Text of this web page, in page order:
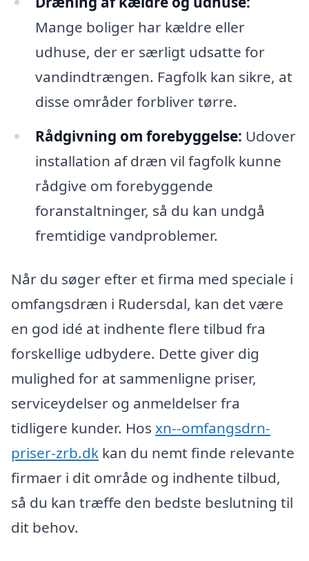
Mange boliger har kældre eller
udhuse, der er særligt udsatte for
vandindtrængen. Fagfolk kan sikre, at
disse områder forbliver tørre.
Rådgivning om forebyggelse: Udover
installation af dræn vil fagfolk kunne
rådgive om forebyggende
foranstaltninger, så du kan undgå
fremtidige vandproblemer.
Når du søger efter et firma med speciale i
omfangsdræn i Rudersdal, kan det være
en god idé at indhente flere tilbud fra
forskellige udbydere. Dette giver dig
mulighed for at sammenligne priser,
serviceydelser og anmeldelser fra
tidligere kunder. Hos xn--omfangsdrn-
priser-zrb.dk kan du nemt finde relevante
firmaer i dit område og indhente tilbud,
så du kan træffe den bedste beslutning til
dit behov.